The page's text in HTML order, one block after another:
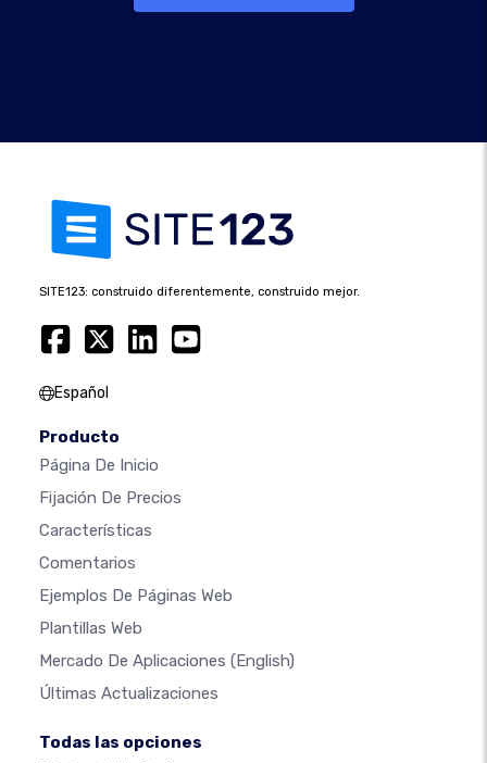
SITE123: construido diferentemente, construido mejor.
Español
Producto
Página De Inicio
Fijación De Precios
Características
Comentarios
Ejemplos De Páginas Web
Plantillas Web
Mercado De Aplicaciones (English)
Últimas Actualizaciones
Todas las opciones